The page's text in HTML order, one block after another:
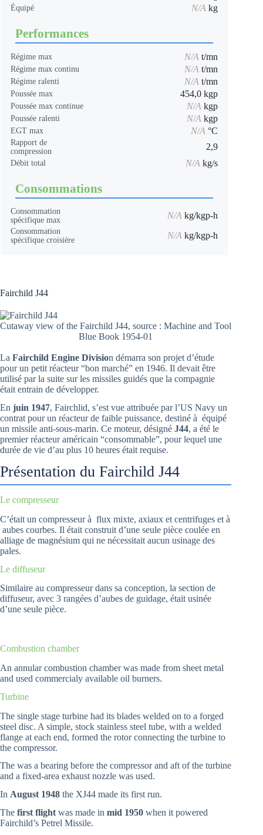
Fairchild J44
Cutaway view of the Fairchild J44, source : Machine and Tool
Blue Book 1954-01
La Fairchild Engine Division démarra son projet d’étude
pour un petit réacteur “bon marché” en 1946. Il devait être
utilisé par la suite sur les missiles guidés que la compagnie
était entrain de développer.
En juin 1947, Fairchlid, s’est vue attribuée par l’US Navy un
contrat pour un réacteur de faible puissance, destiné à équipé
un missile anti-sous-marin. Ce moteur, désigné J44, a été le
premier réacteur américain “consommable”, pour lequel une
durée de vie d’au plus 10 heures était requise.
Présentation du Fairchild J44
Le compresseur
C’était un compresseur à flux mixte, axiaux et centrifuges et à
aubes courbes. Il était construit d’une seule pièce coulée en
alliage de magnésium qui ne nécessitait aucun usinage des
pales.
Le diffuseur
Similaire au compresseur dans sa conception, la section de
diffuseur, avec 3 rangées d’aubes de guidage, était usinée
d’une seule pièce.
Combustion chamber
An annular combustion chamber was made from sheet metal
and used commercialy available oil burners.
Turbine
The single stage turbine had its blades welded on to a forged
steel disc. A simple, stock stainless steel tube, with a welded
flange at each end, formed the rotor connecting the turbine to
the compressor.
The was a bearing before the compressor and aft of the turbine
and a fixed-area exhaust nozzle was used.
In August 1948 the XJ44 made its first run.
The first flight was made in mid 1950 when it powered
Fairchild’s Petrel Missile.
Équipé N/A kg
Performances
Régime max N/A t/mn
Régime max continu N/A t/mn
Régime ralenti N/A t/mn
Poussée max 454,0 kgp
Poussée max continue N/A kgp
Poussée ralenti N/A kgp
EGT max N/A °C
Rapport de
compression
2,9
Débit total N/A kg/s
Consommations
Consommation
spécifique max
N/A kg/kgp-h
Consommation
spécifique croisière
N/A kg/kgp-h